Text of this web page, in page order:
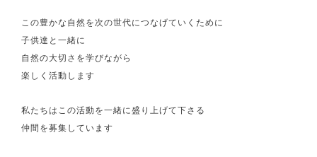
この豊かな自然を次の世代につなげていくために
子供達と一緒に
自然の大切さを学びながら
楽しく活動します
私たちはこの活動を一緒に盛り上げて下さる
仲間を募集しています